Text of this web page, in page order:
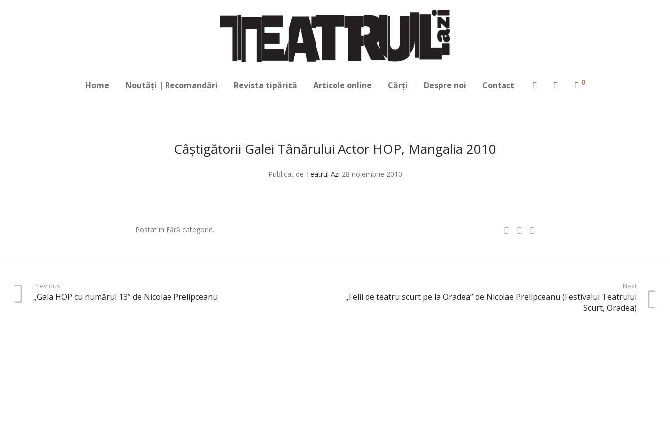
Home Noutăți | Recomandări Revista tipărită Articole online Cărți Despre noi Contact 0
Câştigătorii Galei Tânărului Actor HOP, Mangalia 2010
Publicat de Teatrul Azi 28 noiembrie 2010
Postat în Fără categorie.
Previous
„Gala HOP cu numărul 13” de Nicolae Prelipceanu
Next
„Felii de teatru scurt pe la Oradea” de Nicolae Prelipceanu (Festivalul Teatrului
Scurt, Oradea)